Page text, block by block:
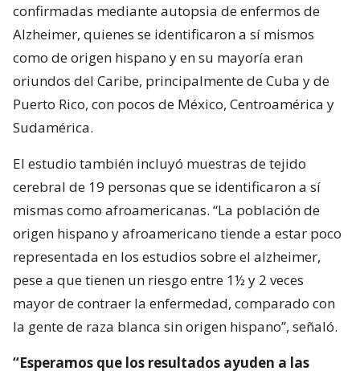
confirmadas mediante autopsia de enfermos de
Alzheimer, quienes se identificaron a sí mismos
como de origen hispano y en su mayoría eran
oriundos del Caribe, principalmente de Cuba y de
Puerto Rico, con pocos de México, Centroamérica y
Sudamérica.
El estudio también incluyó muestras de tejido
cerebral de 19 personas que se identificaron a sí
mismas como afroamericanas. “La población de
origen hispano y afroamericano tiende a estar poco
representada en los estudios sobre el alzheimer,
pese a que tienen un riesgo entre 1½ y 2 veces
mayor de contraer la enfermedad, comparado con
la gente de raza blanca sin origen hispano”, señaló.
“Esperamos que los resultados ayuden a las